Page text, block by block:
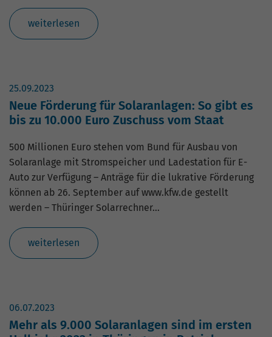
weiterlesen
25.09.2023
Neue Förderung für Solaranlagen: So gibt es
bis zu 10.000 Euro Zuschuss vom Staat
500 Millionen Euro stehen vom Bund für Ausbau von
Solaranlage mit Stromspeicher und Ladestation für E-
Auto zur Verfügung – Anträge für die lukrative Förderung
können ab 26. September auf www.kfw.de gestellt
werden – Thüringer Solarrechner…
weiterlesen
06.07.2023
Mehr als 9.000 Solaranlagen sind im ersten